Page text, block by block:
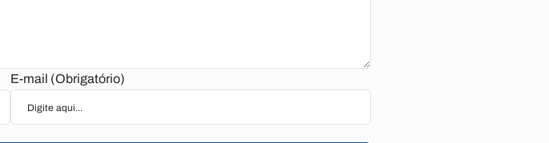
E-mail (Obrigatório)